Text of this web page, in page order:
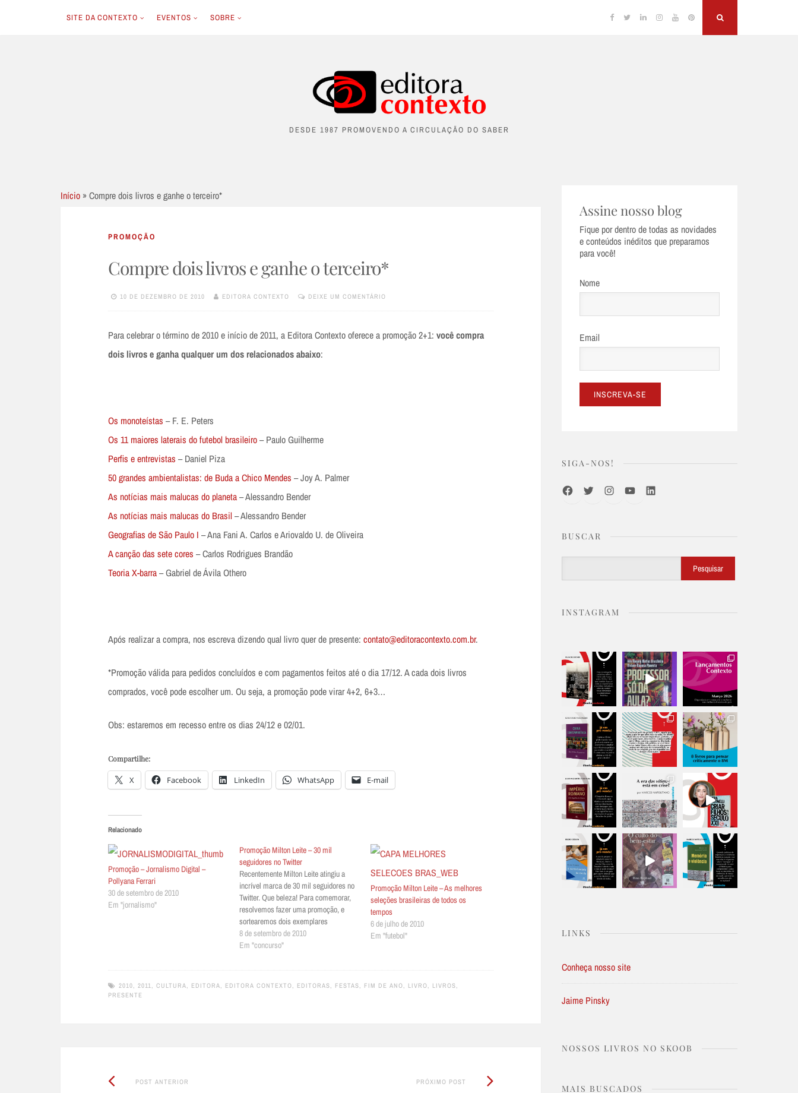
SITE DA CONTEXTO EVENTOS SOBRE Facebook
TwitterLinkedinInstagram
YouTubePinterest
DESDE 1987 PROMOVENDO A CIRCULAÇÃO DO SABER
Início »Compre dois livros e ganhe o terceiro*
PROMOÇÃO
Compre dois livros e ganhe o terceiro*
10 DE DEZEMBRO DE 2010 EDITORA CONTEXTO DEIXE UM COMENTÁRIO
Para celebrar o término de 2010 e início de 2011, a Editora Contexto oferece a promoção 2+1: você compra
dois livros e ganha qualquer um dos relacionados abaixo:
Os monoteístas – F. E. Peters
Os 11 maiores laterais do futebol brasileiro– Paulo Guilherme
Perfis e entrevistas – Daniel Piza
50 grandes ambientalistas: de Buda a Chico Mendes – Joy A. Palmer
As notícias mais malucas do planeta– Alessandro Bender
As notícias mais malucas do Brasil– Alessandro Bender
Geografias de São Paulo I – Ana Fani A. Carlos e Ariovaldo U. de Oliveira
A canção das sete cores – Carlos Rodrigues Brandão
Teoria X-barra– Gabriel de Ávila Othero
Após realizar a compra, nos escreva dizendo qual livro quer de presente: contato@editoracontexto.com.br.
*Promoção válida para pedidos concluídos e com pagamentos feitos até o dia 17/12. A cada dois livros
comprados, você pode escolher um. Ou seja, a promoção pode virar 4+2, 6+3…
Obs: estaremos em recesso entre os dias 24/12 e 02/01.
Compartilhe:
X Facebook LinkedIn WhatsApp E-mail
Relacionado
Promoção – Jornalismo Digital –
Pollyana Ferrari
30 de setembro de 2010
Em "jornalismo"
Promoção Milton Leite – 30 mil
seguidores no Twitter
Recentemente Milton Leite atingiu a
incrível marca de 30 mil seguidores no
Twitter. Que beleza! Para comemorar,
resolvemos fazer uma promoção, e
sortearemos dois exemplares
autografados de seu livro “As melhores
seleções brasileiras de todos os
seguidor do @miltonleitereal e da
@editoracontexto e…
8 de setembro de 2010
Em "concurso"
Promoção Milton Leite – As melhores
seleções brasileiras de todos os
tempos
6 de julho de 2010
Em "futebol"
2010 2011 CULTURA EDITORA EDITORA CONTEXTO EDITORAS FESTAS FIM DE ANO LIVRO LIVROS
PRESENTE
PostPOST ANTERIOR PRÓXIMO POST
Próximo
Assine nosso blog
Fique por dentro de todas as novidades
e conteúdos inéditos que preparamos
para você!
Nome
Email
SIGA-NOS!
FacebookTwitterInstagramYoutubeLinkedIn
BUSCAR
Pesquisar
INSTAGRAM
LINKS
Conheça nosso site
Jaime Pinsky
NOSSOS LIVROS NO SKOOB
MAIS BUSCADOS